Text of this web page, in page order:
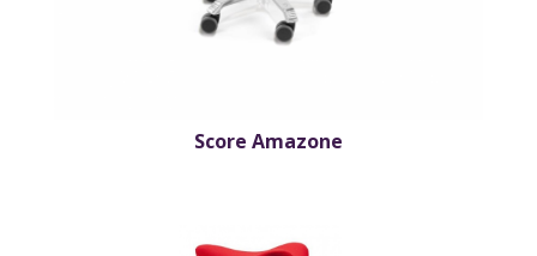
Score Amazone